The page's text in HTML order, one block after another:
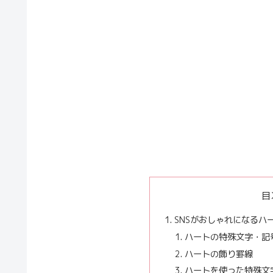
SNSがおしゃれになるハ
ハートの特殊文字・記
ハートの飾り罫線